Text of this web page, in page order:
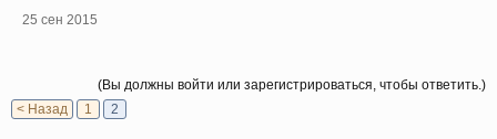
25 сен 2015
(Вы должны войти или зарегистрироваться, чтобы ответить.)
< Назад
1 2